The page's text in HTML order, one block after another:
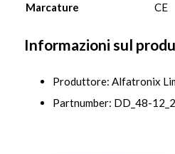
Marcature
CE
Informazioni sul
Produttore: Alfatronix
Partnumber: DD_48-